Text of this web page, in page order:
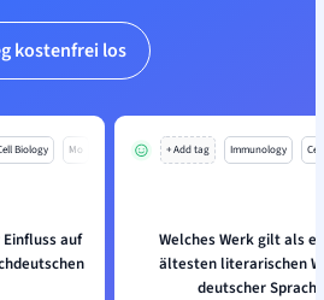
kostenfrei los
Biology Mo
auf
+ Add tag Immunology
Welches Werk gilt als
ältesten literarischen
deutscher